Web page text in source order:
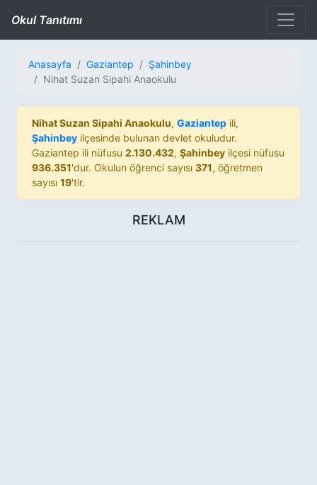
Okul Tanıtımı
Anasayfa Gaziantep
Şahinbey
Nihat Suzan Sipahi Anaokulu
Nihat Suzan Sipahi Anaokulu, Gaziantep ili,
Şahinbey ilçesinde bulunan devlet okuludur.
Gaziantep ili nüfusu 2.130.432, Şahinbey ilçesi nüfusu
936.351'dur. Okulun öğrenci sayısı 371, öğretmen
sayısı 19'tir.
REKLAM